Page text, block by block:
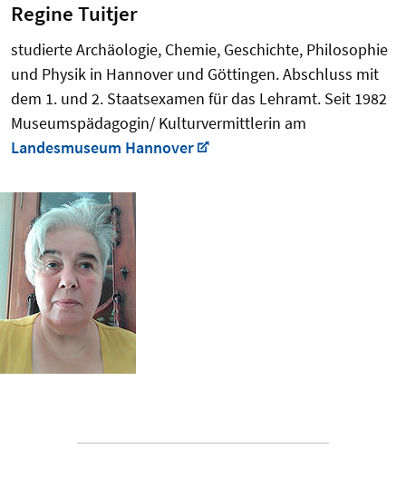
Regine Tuitjer
studierte Archäologie, Chemie, Geschichte, Philosophie
und Physik in Hannover und Göttingen. Abschluss mit
dem 1. und 2. Staatsexamen für das Lehramt. Seit 1982
Museumspädagogin/ Kulturvermittlerin am
Landesmuseum Hannover